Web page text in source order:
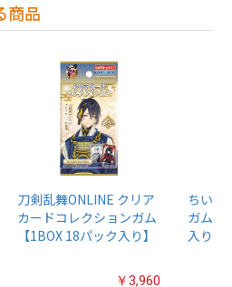
商品
刀剣乱舞ONLINE クリア
カードコレクションガム
【1BOX 18パック入り】
￥3,960
ちいか
ガム4
入り】